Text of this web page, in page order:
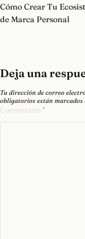
de
entradas
Cómo Crear Tu
de Marca Personal
Deja una
Tu dirección de correo
obligatorios están marcados
Comentario *